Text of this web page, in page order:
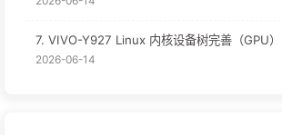
7. VIVO-Y927 Linux 内核设备树完善（GPU）
2026-06-14